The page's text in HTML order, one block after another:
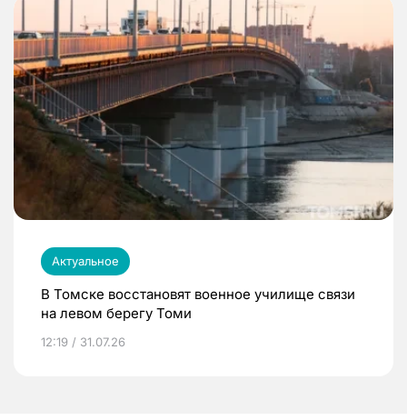
Актуальное
В Томске восстановят военное училище связи
на левом берегу Томи
12:19 / 31.07.26